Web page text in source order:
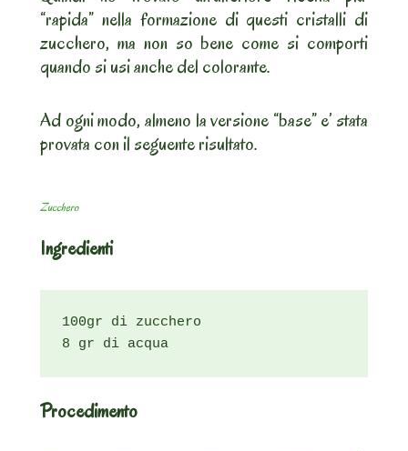
“rapida” nella formazione di questi cristalli di
zucchero, ma non so bene come si comporti
quando si usi anche del colorante.
Ad ogni modo, almeno la versione “base” e’ stata
provata con il seguente risultato.
Zucchero
Ingredienti
100gr di zucchero
8 gr di acqua
Procedimento